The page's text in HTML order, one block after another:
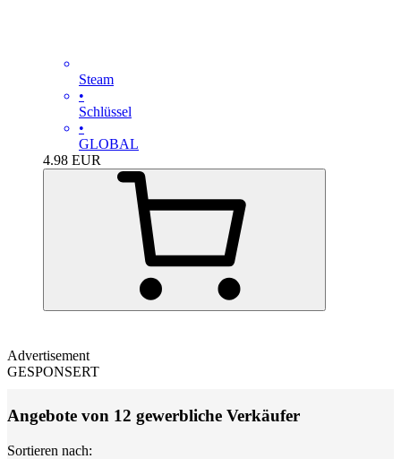
Steam
•
Schlüssel
•
GLOBAL
4.98 EUR
Advertisement
GESPONSERT
Angebote von 12 gewerbliche Verkäufer
Sortieren nach: